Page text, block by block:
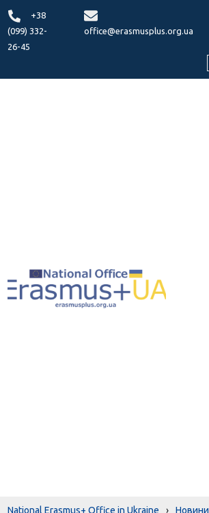
+38
(099) 332-
26-45
office@erasmusplus.org.ua
National Erasmus+ Office in Ukraine › Новини